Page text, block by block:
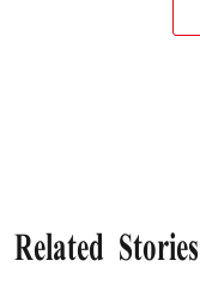
Related Stories